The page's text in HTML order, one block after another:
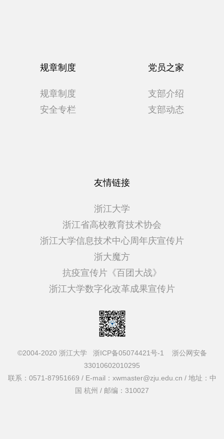
规章制度
规章制度
安全专栏
党员之家
支部介绍
支部动态
友情链接
浙江大学
浙江省高校教育技术协会
浙江大学信息技术中心周年庆宣传片
浙大魔方
抗疫宣传片《百团大战》
浙江大学数字化改革成果宣传片
©2004-2020 浙江大学 浙ICP备05074421号-1
浙公网安备
33010602010295
联系：0571-87951669 / E-mail：xwmaster@zju.edu.cn / 地址：中
国 杭州 / 邮编：310027